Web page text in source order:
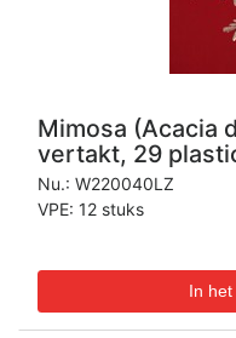
Mimosa (Acacia
vertakt, 29
Nu.: W220040LZ
VPE: 12 stuks